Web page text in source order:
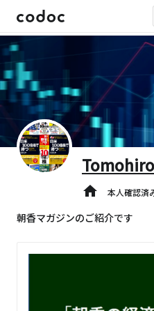
home 本人確認済
朝香マガジンのご紹介です